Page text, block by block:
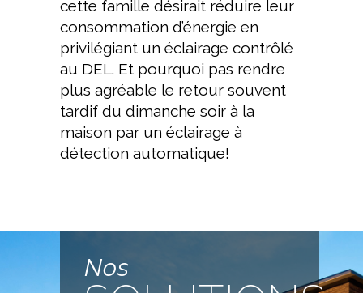
cette famille désirait réduire leur
consommation d’énergie en
privilégiant un éclairage contrôlé
au DEL. Et pourquoi pas rendre
plus agréable le retour souvent
tardif du dimanche soir à la
maison par un éclairage à
détection automatique!
Nos